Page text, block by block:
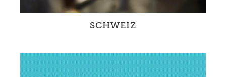
SCHWEIZ
Gemeinsam mit Partnern und durch eigene
Projekte verändern wir den Umgang mit